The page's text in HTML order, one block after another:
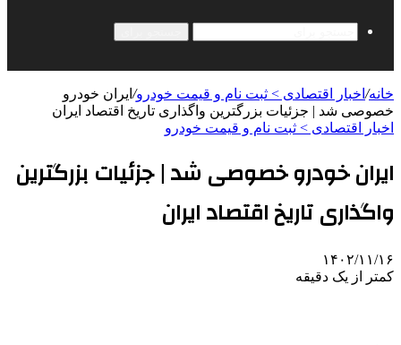
خانه/ اخبار اقتصادی > ثبت نام و قیمت خودرو/ ایران خودرو
خصوصی شد | جزئیات بزرگترین واگذاری تاریخ اقتصاد ایران
اخبار اقتصادی > ثبت نام و قیمت خودرو
ایران خودرو خصوصی شد | جزئیات بزرگترین
واگذاری تاریخ اقتصاد ایران
۱۴۰۲/۱۱/۱۶
کمتر از یک دقیقه